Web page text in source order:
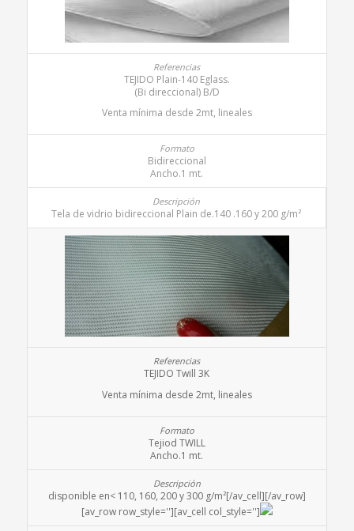
TEJIDO Plain-140 Eglass.
(Bi direccional) B/D
Venta mínima desde 2mt, lineales
Bidireccional
Ancho.1 mt.
Tela de vidrio bidireccional Plain de.140 .160 y 200 g/m²
TEJIDO Twill 3K
Venta mínima desde 2mt, lineales
Tejiod TWILL
Ancho.1 mt.
disponible en< 110, 160, 200 y 300 g/m²[/av_cell][/av_row]
[av_row row_style=''][av_cell col_style='']